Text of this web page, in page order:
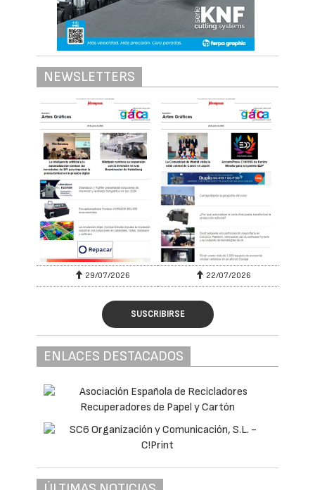
NEWSLETTERS
29/07/2026 22/07/2026
SUSCRIBIRSE
ENLACES DESTACADOS